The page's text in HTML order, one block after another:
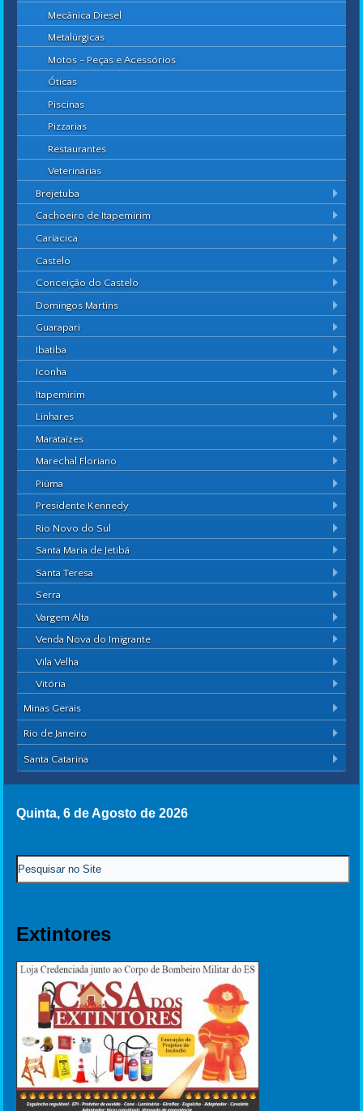
Mecânica Diesel
Metalúrgicas
Motos - Peças e Acessórios
Óticas
Piscinas
Pizzarias
Restaurantes
Veterinárias
Brejetuba
Cachoeiro de Itapemirim
Cariacica
Castelo
Conceição do Castelo
Domingos Martins
Guarapari
Ibatiba
Iconha
Itapemirim
Linhares
Marataízes
Marechal Floriano
Piúma
Presidente Kennedy
Rio Novo do Sul
Santa Maria de Jetibá
Santa Teresa
Serra
Vargem Alta
Venda Nova do Imigrante
Vila Velha
Vitória
Minas Gerais
Rio de Janeiro
Santa Catarina
Quinta, 6 de Agosto de 2026
Extintores